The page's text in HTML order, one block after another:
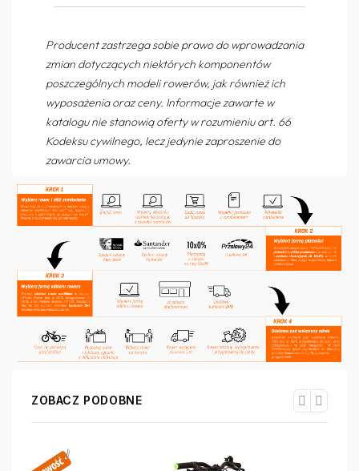
Producent zastrzega sobie prawo do wprowadzania
zmian dotyczących niektórych komponentów
poszczególnych modeli rowerów, jak również ich
wyposażenia oraz ceny. Informacje zawarte w
katalogu nie stanowią oferty w rozumieniu art. 66
Kodeksu cywilnego, lecz jedynie zaproszenie do
zawarcia umowy.
ZOBACZ PODOBNE